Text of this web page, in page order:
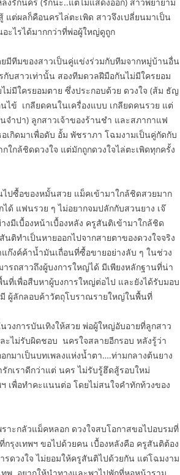
ต่ผลก็คือนครไล่ตะเพิด สาวจึงเปลี่ยนมาเป็น
ะไรได้มากกว่าที่พ่อผู้ใหญ่ดูถูก
มีทีมของสาวเป็นคู่แข่งร่วมกับทีมจากหมู่บ้านอื่น
บสาวเท่านั้น สองทีมดวลฝีมือกันไม่มีใครยอม
ม่มีใครยอมตาย ซึ่งประกอบด้วย ดวงใจ (ส้ม ธัญ
ข้ เกลียดคนในเครื่องแบบ เกลียดคนรวย แต่
จำปา) ลูกสาวเจ้าของร้านชำ และสภากาแฟ
เกิดมาเพื่อดับ อั้ม พัชราภา โฉมงามเป็นคู่กัดกับ
ใกล้ชิดดวงใจ แต่มักถูกดวงใจไล่ตะเพิดทุกครั้ง
ปซื้อของหมั้นสวย แม็คเข้ามาใกล้ชิดสวยมาก
ด้ แฟนรวย ๆ ไม่อยากจมปลักกับสวนยาง เจ๊
มีเบื้องหน้าเบื้องหลัง ครูสันติเข้ามาใกล้ชิด
ติทำเป็นหายออกไปจากสายตาของดวงใจจริง
ก๊งค์ค้าน้ำมันเถื่อนที่ซื้อขายอย่างลับ ๆ ในช่วง
ถสาวถึงผู้บงการใหญ่ได้ มีเพียงหลักฐานที่น่า
ที่เพื่อสืบหาผู้บงการใหญ่ต่อไป และยังได้รับมอบ
ผู้ลักลอบค้าวัตถุโบราณรายใหญ่ในพื้นที่
งการบันเทิงให้สวย พ่อผู้ใหญ่อับอายที่ลูกสาว
ละไม่รับผิดชอบ นครใจสลายอีกรอบ หลังรู้ว่า
กมาเป็นบทเพลงแห่งน้ำตา….ท่ามกลางต้นยาง
กเราดีกว่าแต่ นคร ไม่รับรู้ฮึดสู้รอบใหม่
เพื่อทำคะแนนต่อ โดยไม่สนใจคำทักท้วงของ
าะกลัวแม็คหลอก ดวงใจสบโอกาสขอไปอบรมที่
รุงเทพฯ ขอไปด้วยคน เบื้องหลังคือ ครูสันติต้อง
รดวงใจ ไม่ยอมให้ครูสันติไปด้วยกัน แต่โฉมงาม